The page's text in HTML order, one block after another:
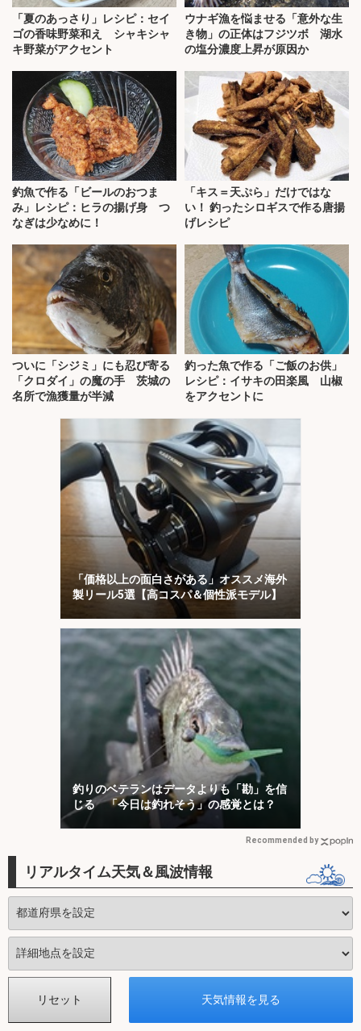
「夏のあっさり」レシピ：セイ
ゴの香味野菜和え シャキシャ
キ野菜がアクセント
ウナギ漁を悩ませる「意外な生
き物」の正体はフジツボ 湖水
の塩分濃度上昇が原因か
釣魚で作る「ビールのおつま
み」レシピ：ヒラの揚げ身 つ
なぎは少なめに！
「キス＝天ぷら」だけではな
い！ 釣ったシロギスで作る唐揚
げレシピ
ついに「シジミ」にも忍び寄る
「クロダイ」の魔の手 茨城の
名所で漁獲量が半減
釣った魚で作る「ご飯のお供」
レシピ：イサキの田楽風 山椒
をアクセントに
「価格以上の面白さがある」オススメ海外
製リール5選【高コスパ＆個性派モデル】
釣りのベテランはデータよりも「勘」を信
じる 「今日は釣れそう」の感覚とは？
Recommended by
リアルタイム天気＆風波情報